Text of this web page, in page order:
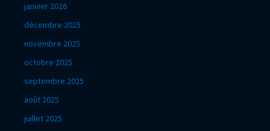
janvier 2026
décembre 2025
novembre 2025
octobre 2025
septembre 2025
août 2025
juillet 2025